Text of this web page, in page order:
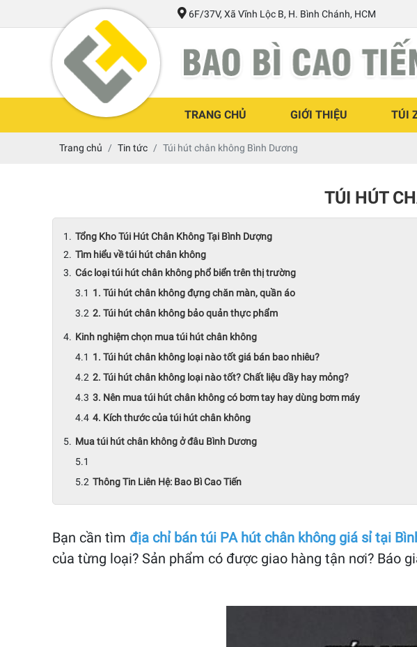
6F/37V, Xã Vĩnh Lộc B, H. Bình Chánh, HCM
TRANG CHỦ GIỚI THIỆU TÚI
Trang chủ Tin tức Túi hút chân không Bình Dương
TÚI HÚT
Tổng Kho Túi Hút Chân Không Tại Bình Dượng
Tìm hiểu về túi hút chân không
Các loại túi hút chân không phổ biển trên thị trường
1. Túi hút chân không đựng chăn màn, quần áo
2. Túi hút chân không bảo quản thực phẩm
Kinh nghiệm chọn mua túi hút chân không
1. Túi hút chân không loại nào tốt giá bán bao nhiêu?
2. Túi hút chân không loại nào tốt? Chất liệu dầy hay mỏng?
3. Nên mua túi hút chân không có bơm tay hay dùng bơm máy
4. Kích thước của túi hút chân không
Mua túi hút chân không ở đâu Bình Dương
Thông Tin Liên Hệ: Bao Bì Cao Tiến
Bạn cần tìm địa chỉ bán túi PA hút chân không giá sỉ tại
của từng loại? Sản phẩm có được giao hàng tận nơi? Báo